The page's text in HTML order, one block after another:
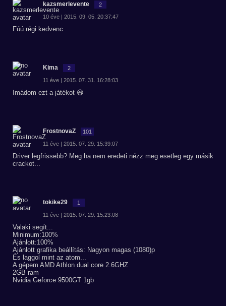
kazsmerlevente 2
10 éve | 2015. 09. 05. 20:37:47
Fúú régi kedvenc
Kima 2
11 éve | 2015. 07. 31. 16:28:03
Imádom ezt a játékot 😃
FrostnovaZ 101
11 éve | 2015. 07. 29. 15:39:07
Driver legfrissebb? Meg ha nem eredeti nézz meg esetleg egy másik
crackot...
tokike29 1
11 éve | 2015. 07. 29. 15:23:08
Valaki segít...
Minimum:100%
Ajánlott:100%
Ajánlott grafika beállítás: Nagyon magas (1080)p
És laggol mint az atom...
A gépem AMD Athlon dual core 2.6GHZ
2GB ram
Nvidia Geforce 9500GT 1gb